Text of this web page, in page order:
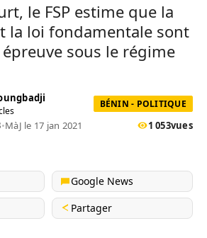
le FSP estime que la
la loi fondamentale sont
sous le régime
BÉNIN - POLITIQUE
•MàJ le 17 jan 2021 1 053vues
Google News
Partager